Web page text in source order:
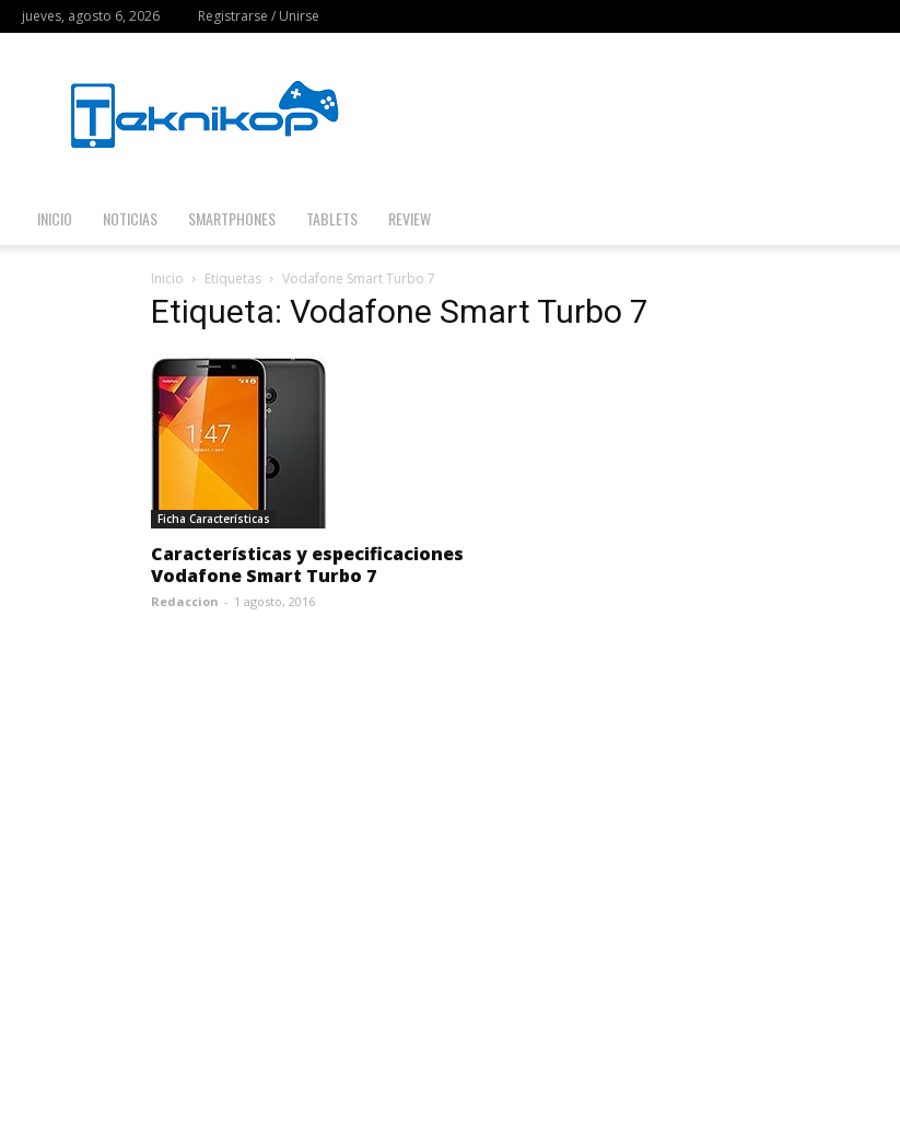
jueves, agosto 6, 2026 Registrarse / Unirse
INICIO NOTICIAS SMARTPHONES TABLETS REVIEW
Inicio Etiquetas Vodafone Smart Turbo 7
Etiqueta: Vodafone Smart Turbo 7
Ficha Características
Características y especificaciones
Vodafone Smart Turbo 7
Redaccion - 1 agosto, 2016